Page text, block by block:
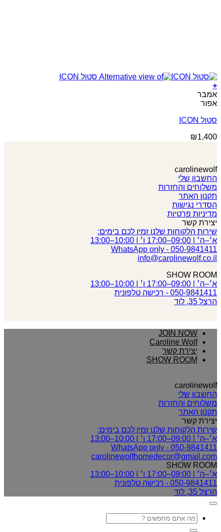
+
למוצר
זה
מספר
ניתן
האפשרויות
בעמוד
המוצר
אמבר
אפור
סטול ICON
₪1,400
carolinewolf
החשבון שלי
משלוחים והחזרות
תקנון האתר
הסדרי נגישות
מדיניות פרטיות
יצירת קשר
שירות הלקוחות שלנו זמיו לכם בימים:
א׳–ה׳ | 09:00–17:00 ו׳ | 10:00–13:00
050-9841411 - WhatsApp only
info@carolinewolf.co.il
SHOW ROOM
א׳–ה׳ | 09:00–17:00 ו׳ | 10:00–13:00
050-9841411 - רכישה טלפונית
הרצל 35, לוד
JOIN NOW
Caroline Wolf
יצירת קשר
SHOW ROOM
carolinewolf
החשבון שלי
משלוחים והחזרות
תקנון האתר
יצירת קשר
שירות הלקוחות שלנו זמיו לכם בימים:
א׳–ה׳ | 09:00–17:00 ו׳ | 10:00–13:00
050-9841411 - WhatsApp only
carolinewolfhomedecor@gmail.com
SHOW ROOM
א׳–ה׳ | 09:00–17:00 ו׳ | 10:00–13:00
050-9841411 - רכישה טלפונית
הרצל 35, לוד
חיפוש
עבור: